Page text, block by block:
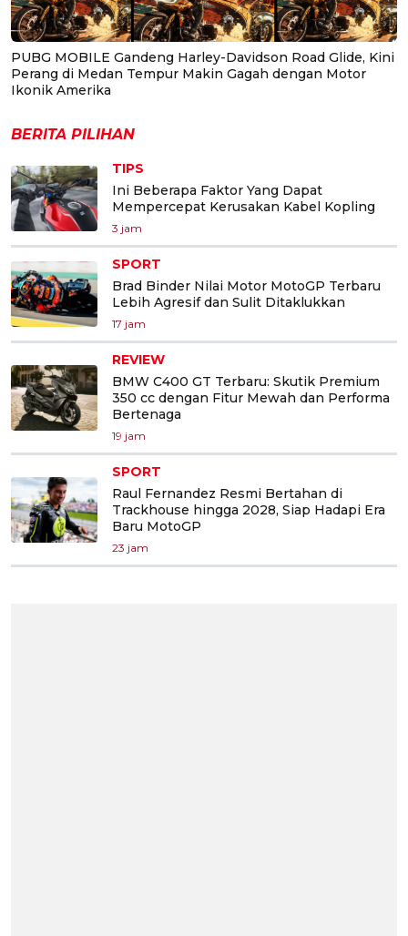
PUBG MOBILE Gandeng Harley-Davidson Road Glide, Kini
Perang di Medan Tempur Makin Gagah dengan Motor
Ikonik Amerika
BERITA PILIHAN
TIPS
Ini Beberapa Faktor Yang Dapat
Mempercepat Kerusakan Kabel Kopling
3 jam
SPORT
Brad Binder Nilai Motor MotoGP Terbaru
Lebih Agresif dan Sulit Ditaklukkan
17 jam
REVIEW
BMW C400 GT Terbaru: Skutik Premium
350 cc dengan Fitur Mewah dan Performa
Bertenaga
19 jam
SPORT
Raul Fernandez Resmi Bertahan di
Trackhouse hingga 2028, Siap Hadapi Era
Baru MotoGP
23 jam